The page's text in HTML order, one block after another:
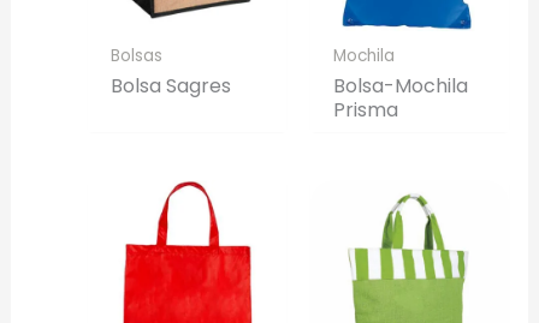
Bolsas
Bolsa Sagres
Mochila
Bolsa-Mochila
Prisma